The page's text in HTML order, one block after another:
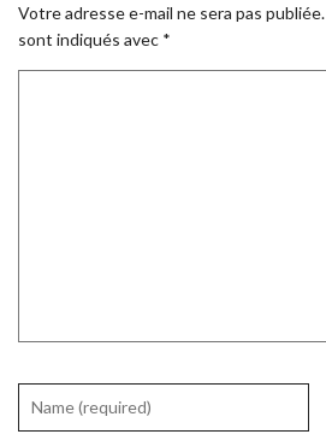
Votre adresse e-mail ne sera pas publiée.
sont indiqués avec *